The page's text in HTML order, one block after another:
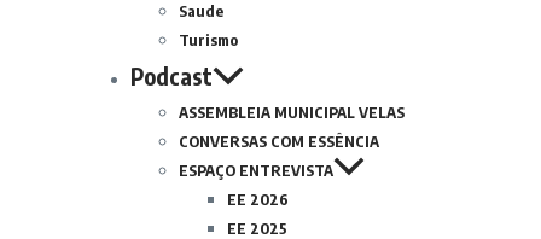
Saude
Turismo
Podcast
ASSEMBLEIA MUNICIPAL VELAS
CONVERSAS COM ESSÊNCIA
ESPAÇO ENTREVISTA
EE 2026
EE 2025